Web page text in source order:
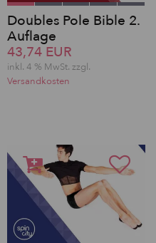
Doubles Pole Bible 2.
Auflage
43,74 EUR
inkl. 4 % MwSt. zzgl.
Versandkosten